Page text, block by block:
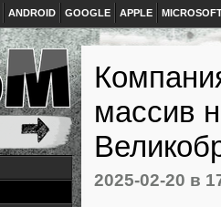
ANDROID GOOGLE APPLE
массив
2025-02-20 в